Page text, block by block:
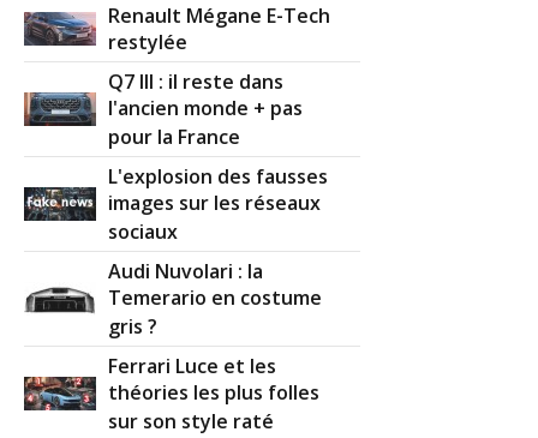
Renault Mégane E-Tech
restylée
Q7 III : il reste dans
l'ancien monde + pas
pour la France
L'explosion des fausses
images sur les réseaux
sociaux
Audi Nuvolari : la
Temerario en costume
gris ?
Ferrari Luce et les
théories les plus folles
sur son style raté